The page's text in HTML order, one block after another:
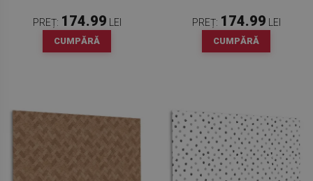
PREȚ: 174.99 LEI
CUMPĂRĂ
PREȚ: 174.99 LEI
CUMPĂRĂ